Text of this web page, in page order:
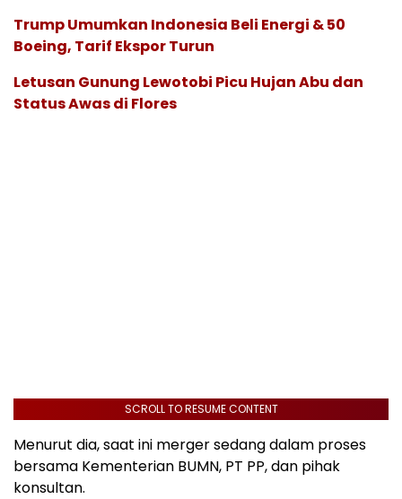
Trump Umumkan Indonesia Beli Energi & 50
Boeing, Tarif Ekspor Turun
Letusan Gunung Lewotobi Picu Hujan Abu dan
Status Awas di Flores
SCROLL TO RESUME CONTENT
Menurut dia, saat ini merger sedang dalam proses
bersama Kementerian BUMN, PT PP, dan pihak
konsultan.